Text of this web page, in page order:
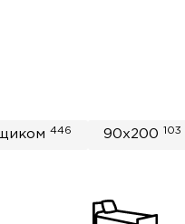
446 90x200 103